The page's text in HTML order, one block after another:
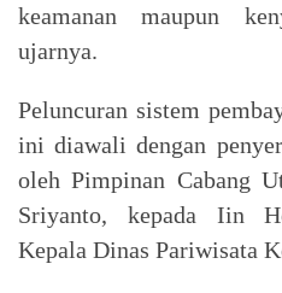
keamanan maupun
ujarnya.
Peluncuran sistem
ini diawali dengan
oleh Pimpinan Cabang
Sriyanto, kepada Iin
Kepala Dinas Pariwisata